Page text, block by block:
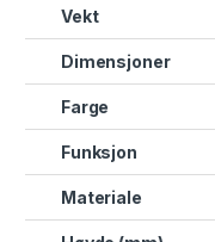
Vekt
Dimensjoner
Farge
Funksjon
Materiale